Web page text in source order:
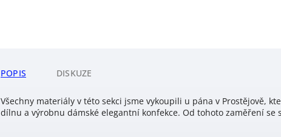
POPIS DISKUZE
Všechny materiály v této sekci jsme vykoupili u pána v Prostějově,
dílnu a výrobnu dámské elegantní konfekce. Od tohoto zaměření se